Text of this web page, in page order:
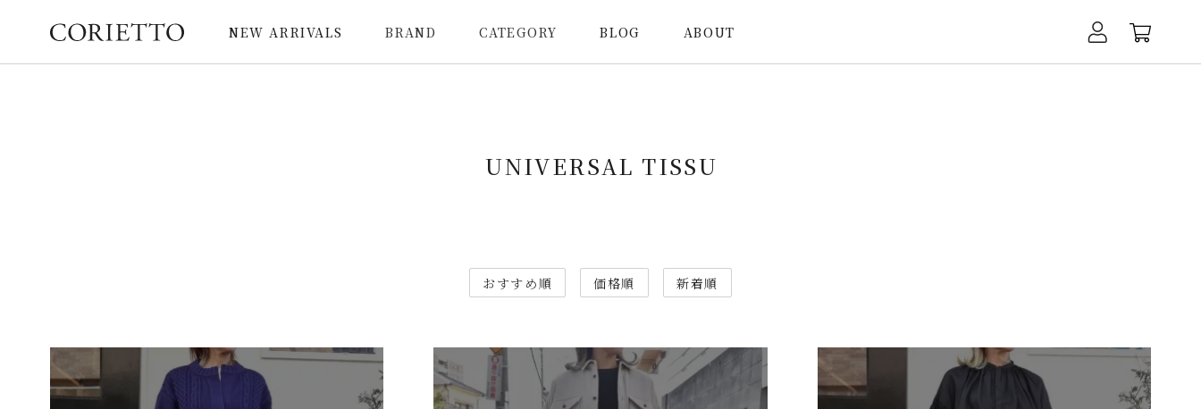
NEW ARRIVALS BRAND CATEGORY BLOG ABOUT
UNIVERSAL TISSU
おすすめ順 価格順 新着順